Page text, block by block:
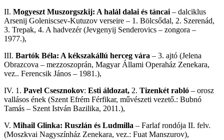
II. Mogyeszt Muszorgszkij: A halál dalai és táncai– dalciklus
Arsenij Goleniscsev-Kutuzov verseire – 1. Bölcsődal, 2. Szerenád,
3. Trepak, 4. A hadvezér (Jevgenyij Senderovics – zongora –
1977.),
III. Bartók Béla: A kékszakállú herceg vára – 3. ajtó (Jelena
Obrazcova – mezzoszoprán, Magyar Állami Operaház Zenekara,
vez.. Ferencsik János – 1981.),
IV. 1. Pavel Csesznokov: Esti áldozat, 2. Tizenkét rabló – orosz
vallásos ének (Szent Efrém Férfikar, művészeti vezető.: Bubnó
Tamás – Szent István Bazilika, 2011.),
V. Mihail Glinka: Ruszlán és Ludmilla – Farlaf rondója II. felv.
(Moszkvai Nagyszínház Zenekara, vez.: Fuat Manszurov),